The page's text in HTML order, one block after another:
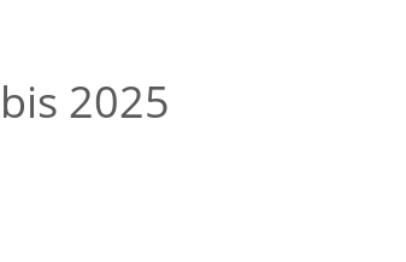
2025